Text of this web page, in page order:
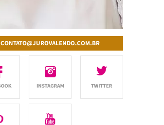
CONTATO@JUROVALENDO.COM.BR